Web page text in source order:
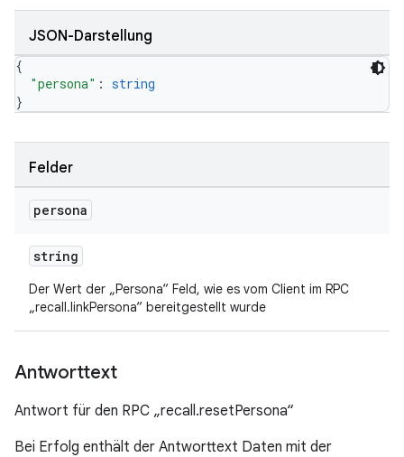
JSON-Darstellung
{
"persona" : string
}
Felder
persona
string
Der Wert der „Persona“ Feld, wie es vom Client im RPC
„recall.linkPersona“ bereitgestellt wurde
Antworttext
Antwort für den RPC „recall.resetPersona“
Bei Erfolg enthält der Antworttext Daten mit der